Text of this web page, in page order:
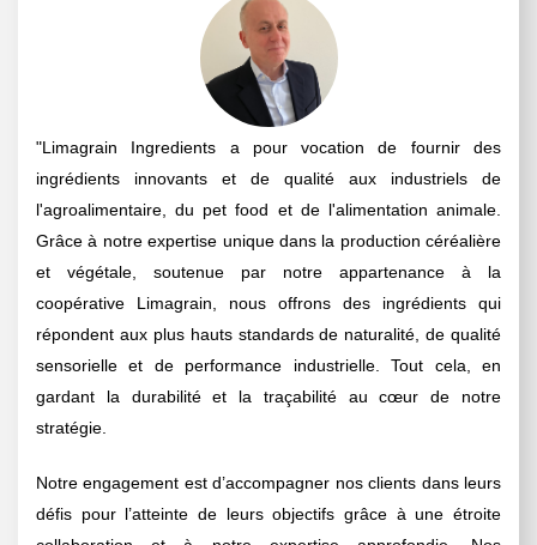
"Limagrain Ingredients a pour vocation de fournir des
ingrédients innovants et de qualité aux industriels de
l'agroalimentaire, du pet food et de l'alimentation animale.
Grâce à notre expertise unique dans la production céréalière
et végétale, soutenue par notre appartenance à la
coopérative Limagrain, nous offrons des ingrédients qui
répondent aux plus hauts standards de naturalité, de qualité
sensorielle et de performance industrielle. Tout cela, en
gardant la durabilité et la traçabilité au cœur de notre
stratégie.
Notre engagement est d’accompagner nos clients dans leurs
défis pour l’atteinte de leurs objectifs grâce à une étroite